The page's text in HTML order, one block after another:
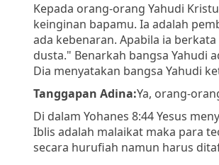
Kepada orang-orang Yahudi
keinginan bapamu. Ia adalah
ada kebenaran. Apabila ia
dusta." Benarkah bangsa Yahudi
Dia menyatakan bangsa Yahudi
Tanggapan Adina:Ya, orang-
Di dalam Yohanes 8:44 Yesus
Iblis adalah malaikat maka para
secara hurufiah namun harus